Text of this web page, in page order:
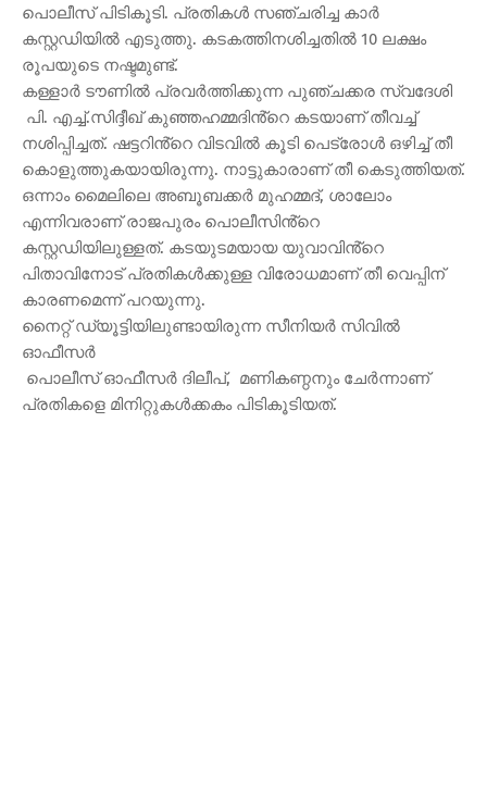
പൊലീസ് പിടികൂടി. പ്രതികൾ സഞ്ചരിച്ച കാർ
കസ്റ്റഡിയിൽ എടുത്തു. കടകത്തിനശിച്ചതിൽ 10 ലക്ഷം
രൂപയുടെ നഷ്ടമുണ്ട്.
കള്ളാർ ടൗണിൽ പ്രവർത്തിക്കുന്ന പുഞ്ചക്കര സ്വദേശി
പി. എച്ച്.സിദ്ദീഖ് കുഞ്ഞഹമ്മദിൻ്റെ കടയാണ് തീവച്ച്
നശിപ്പിച്ചത്. ഷട്ടറിൻ്റെ വിടവിൽ കൂടി പെട്രോൾ ഒഴിച്ച് തീ
കൊളുത്തുകയായിരുന്നു. നാട്ടുകാരാണ് തീ കെടുത്തിയത്.
ഒന്നാം മൈലിലെ അബൂബക്കർ മുഹമ്മദ്, ശാലോം
എന്നിവരാണ് രാജപുരം പൊലീസിൻ്റെ
കസ്റ്റഡിയിലുള്ളത്. കടയുടമയായ യുവാവിൻ്റെ
പിതാവിനോട് പ്രതികൾക്കുള്ള വിരോധമാണ് തീ വെപ്പിന്
കാരണമെന്ന് പറയുന്നു.
നൈറ്റ് ഡ്യൂട്ടിയിലുണ്ടായിരുന്ന സീനിയർ സിവിൽ
ഓഫീസർ
പൊലീസ് ഓഫീസർ ദിലീപ്, മണികണ്ഠനും ചേർന്നാണ്
പ്രതികളെ മിനിറ്റുകൾക്കകം പിടികൂടിയത്.